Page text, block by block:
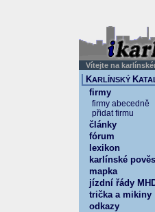
Vítejte na
KARLÍNSKÝ K
firmy
firmy abecedně
přidat firmu
články
fórum
lexikon
karlínské
mapka
jízdní řády
trička a mikiny
odkazy